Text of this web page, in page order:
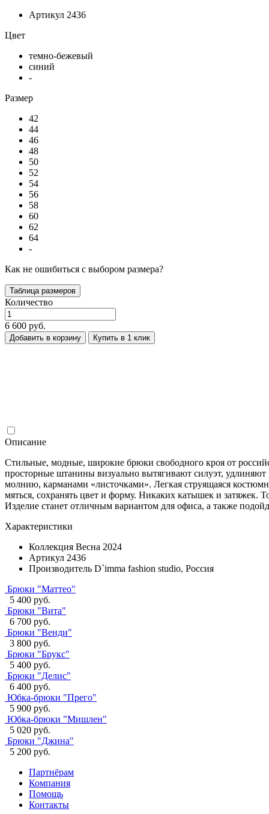
Артикул 2436
Цвет
темно-бежевый
синий
-
Размер
42
44
46
48
50
52
54
56
58
60
62
64
-
Как не ошибиться с выбором размера?
Таблица размеров
Количество
6 600 руб.
Добавить в корзину Купить в 1 клик
Описание
Стильные, модные, широкие брюки свободного кроя от
просторные штанины визуально вытягивают силуэт,
молнию, карманами «листочками». Легкая струящаяся
мяться, сохранять цвет и форму. Никаких катышек и затяжек.
Изделие станет отличным вариантом для офиса, а также
Характеристики
Коллекция Весна 2024
Артикул 2436
Производитель D`imma fashion studio, Россия
Брюки "Маттео"
5 400 руб.
Брюки "Вита"
6 700 руб.
Брюки "Венди"
3 800 руб.
Брюки "Брукс"
5 400 руб.
Брюки "Делис"
6 400 руб.
Юбка-брюки "Прего"
5 900 руб.
Юбка-брюки "Мишлен"
5 020 руб.
Брюки "Джина"
5 200 руб.
Партнёрам
Компания
Помощь
Контакты